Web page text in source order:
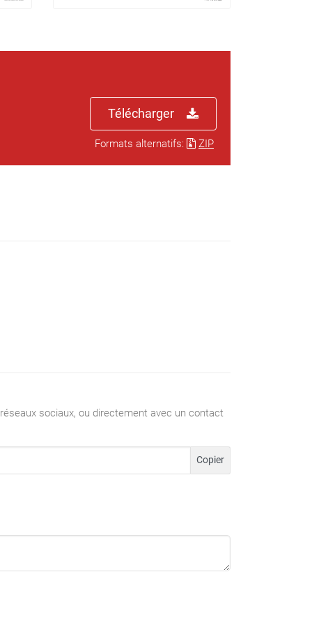
Télécharger
Formats alternatifs: ZIP
sociaux, ou directement avec un contact
Copier